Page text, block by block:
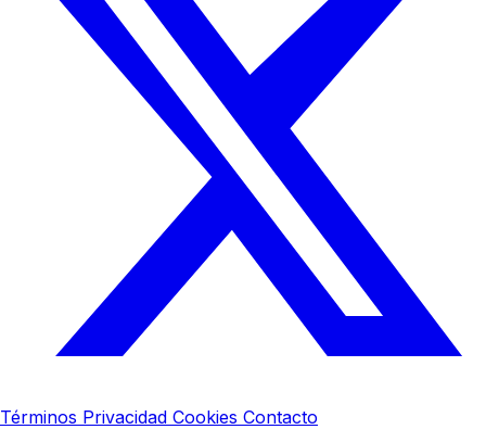
Términos Privacidad Cookies Contacto